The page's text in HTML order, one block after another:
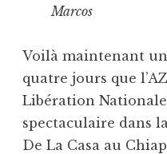
Marcos
Voilà maintenant
quatre jours que
Libération
spectaculaire dans
De La Casa au